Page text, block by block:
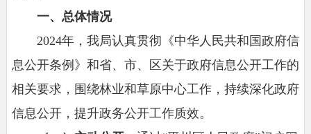
一、总体情况
2024年，我局认真贯彻《中华人民共和国政府信
息公开条例》和省、市、区关于政府信息公开工作的
相关要求，围绕林业和草原中心工作，持续深化政府
信息公开，提升政务公开工作质效。